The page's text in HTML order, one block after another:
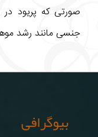
صورتی که پریود
جنسی مانند رشد
بیوگرافی